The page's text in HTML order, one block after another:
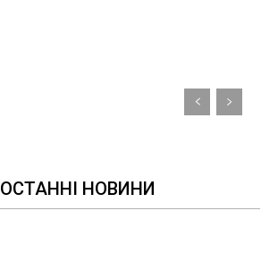
ОСТАННІ НОВИНИ